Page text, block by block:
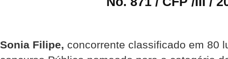
Sonia Filipe, concorrente classificado em 80